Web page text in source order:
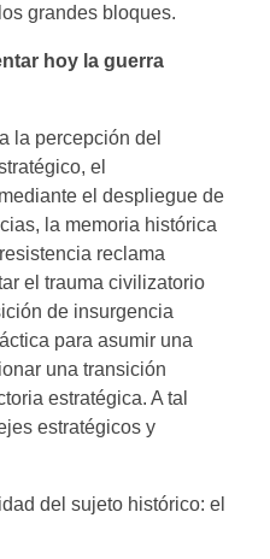
grandes bloques.
hoy la guerra
la percepción del
el
el despliegue de
la memoria histórica
reclama
el trauma civilizatorio
de insurgencia
para asumir una
una transición
estratégica. A tal
estratégicos y
del sujeto histórico: el